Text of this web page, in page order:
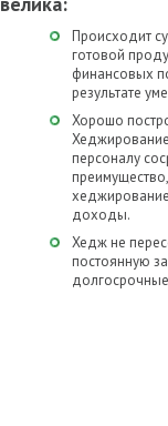
Происходит
готовой
финансовых
результате
Хорошо
персоналу
хеджирование
доходы.
Хедж не
постоянную